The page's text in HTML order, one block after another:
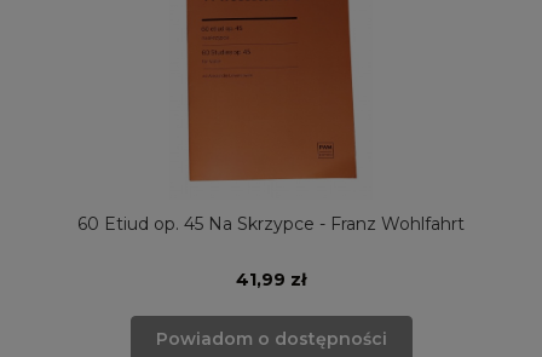
60 Etiud op. 45 Na Skrzypce - Franz Wohlfahrt
41,99 zł
Powiadom o dostępności